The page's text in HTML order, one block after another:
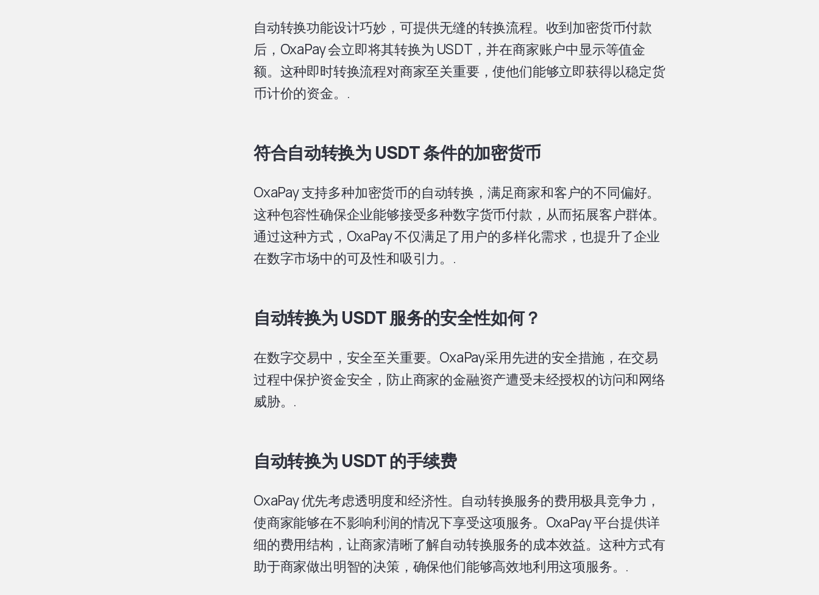
自动转换功能设计巧妙，可提供无缝的转换流程。收到加密货币付款
后，OxaPay 会立即将其转换为 USDT，并在商家账户中显示等值金
额。这种即时转换流程对商家至关重要，使他们能够立即获得以稳定货
币计价的资金。.
符合自动转换为 USDT 条件的加密货币
OxaPay 支持多种加密货币的自动转换，满足商家和客户的不同偏好。
这种包容性确保企业能够接受多种数字货币付款，从而拓展客户群体。
通过这种方式，OxaPay 不仅满足了用户的多样化需求，也提升了企业
在数字市场中的可及性和吸引力。.
自动转换为 USDT 服务的安全性如何？
在数字交易中，安全至关重要。OxaPay采用先进的安全措施，在交易
过程中保护资金安全，防止商家的金融资产遭受未经授权的访问和网络
威胁。.
自动转换为 USDT 的手续费
OxaPay 优先考虑透明度和经济性。自动转换服务的费用极具竞争力，
使商家能够在不影响利润的情况下享受这项服务。OxaPay 平台提供详
细的费用结构，让商家清晰了解自动转换服务的成本效益。这种方式有
助于商家做出明智的决策，确保他们能够高效地利用这项服务。.